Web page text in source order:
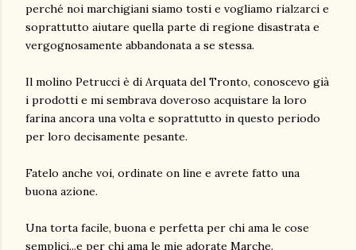
perché noi marchigiani siamo tosti e vogliamo rialzarci e
soprattutto aiutare quella parte di regione disastrata e
vergognosamente abbandonata a se stessa.
Il molino Petrucci è di Arquata del Tronto, conoscevo già
i prodotti e mi sembrava doveroso acquistare la loro
farina ancora una volta e soprattutto in questo periodo
per loro decisamente pesante.
Fatelo anche voi, ordinate on line e avrete fatto una
buona azione.
Una torta facile, buona e perfetta per chi ama le cose
semplici...e per chi ama le mie adorate Marche.